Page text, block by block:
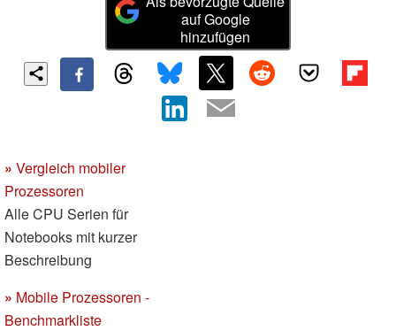
auf Google
hinzufügen
» Vergleich mobiler
Prozessoren
Alle CPU Serien für
Notebooks mit kurzer
Beschreibung
» Mobile Prozessoren -
Benchmarkliste